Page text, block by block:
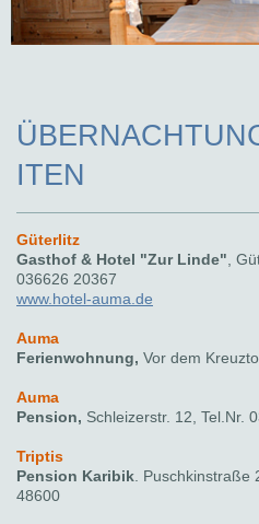
ITEN
Güterlitz
Gasthof & Hotel "Zur Linde" ,
036626 20367
www.hotel-auma.de
Auma
Ferienwohnung, Vor dem
Auma
Pension, Schleizerstr. 12, Tel.Nr.
Triptis
Pension Karibik .
48600